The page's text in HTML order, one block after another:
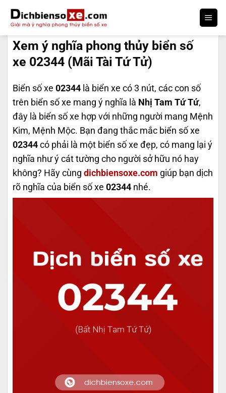
qua
nội
dungXem ý nghĩa phong thủy biển số
xe 02344 (Mãi Tài Tứ Tử)
Biển số xe 02344 là biển xe có 3 nút, các con số
trên biển số xe mang ý nghĩa là Nhị Tam Tứ Tứ,
đây là biển số xe hợp với những người mang Mệnh
Kim, Mệnh Mộc. Bạn đang thắc mắc biển số xe
02344 có phải là một biển số xe đẹp, có mang lại ý
nghĩa như ý cát tường cho người sở hữu nó hay
không? Hãy cùng dichbiensoxe.com giúp bạn dịch
rõ nghĩa của biển số xe 02344 nhé.